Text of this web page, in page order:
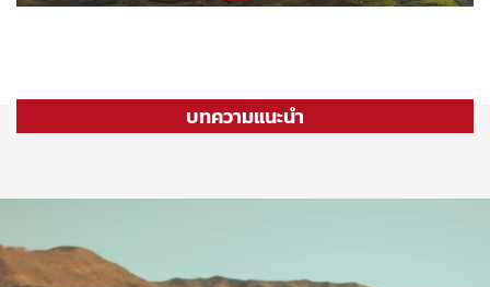
บทความแนะนำ